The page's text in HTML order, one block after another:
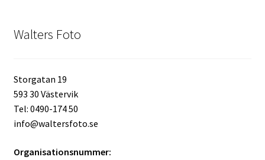
Övrigt
Bildtjänster
Walters Foto
Storgatan 19
593 30 Västervik
Tel: 0490-174 50
info@waltersfoto.se
Organisationsnummer: